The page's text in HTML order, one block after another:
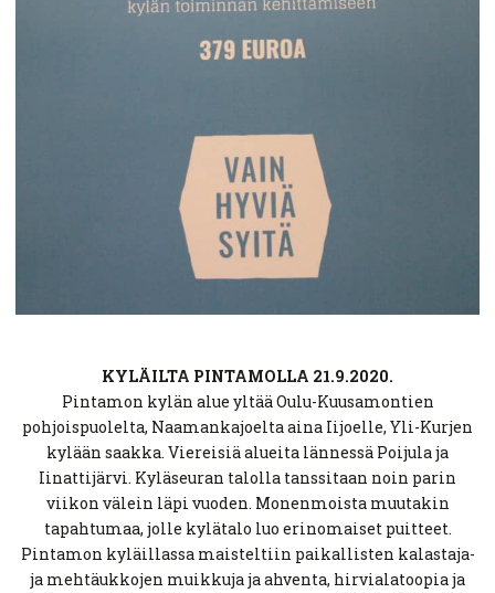
KYLÄILTA PINTAMOLLA 21.9.2020.
Pintamon kylän alue yltää Oulu-Kuusamontien
pohjoispuolelta, Naamankajoelta aina Iijoelle, Yli-Kurjen
kylään saakka. Viereisiä alueita lännessä Poijula ja
Iinattijärvi. Kyläseuran talolla tanssitaan noin parin
viikon välein läpi vuoden. Monenmoista muutakin
tapahtumaa, jolle kylätalo luo erinomaiset puitteet.
Pintamon kyläillassa maisteltiin paikallisten kalastaja-
ja mehtäukkojen muikkuja ja ahventa, hirvialatoopia ja